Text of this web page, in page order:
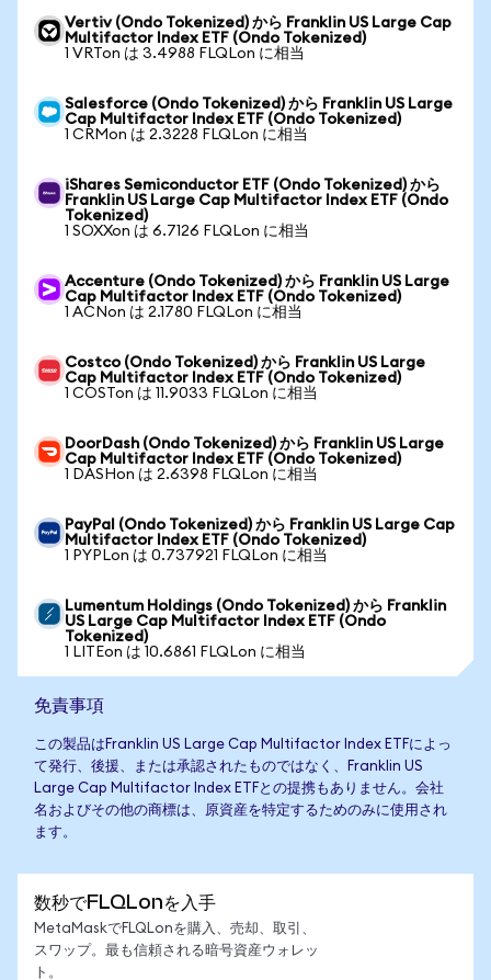
Vertiv (Ondo Tokenized) から Franklin US Large Cap
Multifactor Index ETF (Ondo Tokenized)
1 VRTon は 3.4988 FLQLon に相当
Salesforce (Ondo Tokenized) から Franklin US Large
Cap Multifactor Index ETF (Ondo Tokenized)
1 CRMon は 2.3228 FLQLon に相当
iShares Semiconductor ETF (Ondo Tokenized) から
Franklin US Large Cap Multifactor Index ETF (Ondo
Tokenized)
1 SOXXon は 6.7126 FLQLon に相当
Accenture (Ondo Tokenized) から Franklin US Large
Cap Multifactor Index ETF (Ondo Tokenized)
1 ACNon は 2.1780 FLQLon に相当
Costco (Ondo Tokenized) から Franklin US Large
Cap Multifactor Index ETF (Ondo Tokenized)
1 COSTon は 11.9033 FLQLon に相当
DoorDash (Ondo Tokenized) から Franklin US Large
Cap Multifactor Index ETF (Ondo Tokenized)
1 DASHon は 2.6398 FLQLon に相当
PayPal (Ondo Tokenized) から Franklin US Large Cap
Multifactor Index ETF (Ondo Tokenized)
1 PYPLon は 0.737921 FLQLon に相当
Lumentum Holdings (Ondo Tokenized) から Franklin
US Large Cap Multifactor Index ETF (Ondo
Tokenized)
1 LITEon は 10.6861 FLQLon に相当
免責事項
この製品はFranklin US Large Cap Multifactor Index ETFによっ
て発行、後援、または承認されたものではなく、Franklin US
Large Cap Multifactor Index ETFとの提携もありません。会社
名およびその他の商標は、原資産を特定するためのみに使用され
ます。
数秒でFLQLonを入手
MetaMaskでFLQLonを購入、売却、取引、
スワップ。最も信頼される暗号資産ウォレッ
ト。